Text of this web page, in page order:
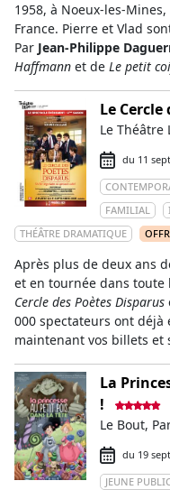
1958, à Noeux-les-
France. Pierre et Vlad
Par Jean-Philippe
Haffmann et de Le petit
Le
Le Théâtre
du 11
FAMILIAL
THÉÂTRE DRAMATIQUE
Après plus de deux ans
et en tournée dans toute
Cercle des Poètes Disparus
000 spectateurs ont déjà
maintenant vos billets et
La
!
Le Bout,
du 19
JEUNE